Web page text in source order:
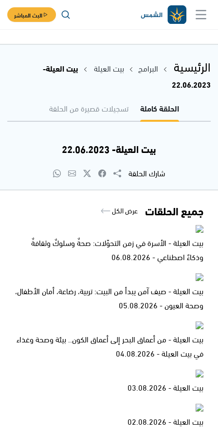
البث المباشر
الرئيسية البرامج بيت العيلة
بيت العيلة-
22.06.2023
الحلقة كاملة
تسجيلات قصيرة من الحلقة
بيت العيلة- 22.06.2023
شارك الحلقة
جميع الحلقات عرض الكل
بيت العيلة - الأسرة في زمن التحوّلات: صحةٌ وسلوكٌ وثقافةٌ
وذكاءٌ اصطناعي - 06.08.2026
بيت العيلة - صيف آمن يبدأ من البيت: تربية، رضاعة، أمان الأطفال،
وصحة العيون - 05.08.2026
بيت العيلة - من أعماق البحر إلى أعماق الكون.. بيئة وصحة وغذاء
في بيت العيلة - 04.08.2026
بيت العيلة - 03.08.2026
بيت العيلة - 02.08.2026